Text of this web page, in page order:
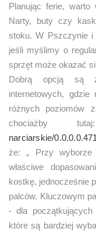
Planując ferie, warto
Narty, buty czy
stoku. W Pszczynie i
jeśli myślimy o
sprzęt może okazać
Dobrą opcją są
internetowych,
różnych poziomów
chociażby
narciarskie/
że: „ Przy wyborze
właściwe
kostkę, jednocześnie
palców. Kluczowym
- dla
które są bardziej